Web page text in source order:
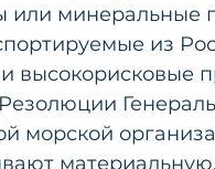
или минеральные
из
высокорисковые
морской